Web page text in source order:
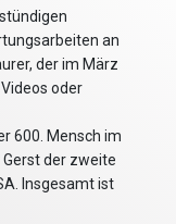
an
der im März
oder
600. Mensch im
der zweite
Insgesamt ist